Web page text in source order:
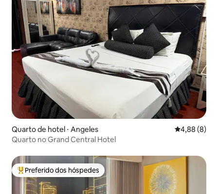
Quarto de hotel ⋅ Angeles 4,88 de uma
4,88 (8)
Quarto no Grand Central Hotel
Entre os melhores preferidos dos hóspedes
Preferido dos hóspedes